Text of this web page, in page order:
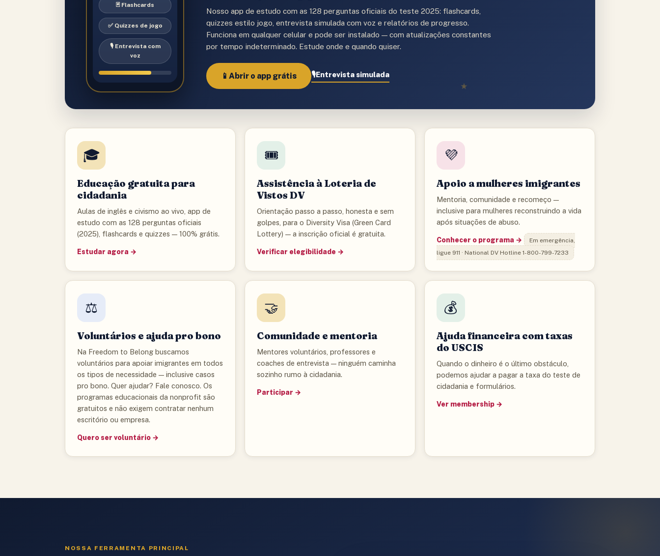
★
🃏 Flashcards
✅ Quizzes de jogo
🎙️ Entrevista com
voz
Nosso app de estudo com as 128 perguntas oficiais do teste 2025: flashcards,
quizzes estilo jogo, entrevista simulada com voz e relatórios de progresso.
Funciona em qualquer celular e pode ser instalado — com atualizações constantes
por tempo indeterminado. Estude onde e quando quiser.
📱 Abrir o app grátis 🎙️Entrevista simulada
🎓
Educação gratuita para
cidadania
Aulas de inglês e civismo ao vivo, app de
estudo com as 128 perguntas oficiais
(2025), flashcards e quizzes — 100% grátis.
Estudar agora →
🎟️
Assistência à Loteria de
Vistos DV
Orientação passo a passo, honesta e sem
golpes, para o Diversity Visa (Green Card
Lottery) — a inscrição oficial é gratuita.
Verificar elegibilidade →
💜
Apoio a mulheres imigrantes
Mentoria, comunidade e recomeço —
inclusive para mulheres reconstruindo a vida
após situações de abuso.
Conhecer o programa →
Em emergência,
ligue 911 · National DV Hotline 1-800-799-7233
⚖️
Voluntários e ajuda pro bono
Na Freedom to Belong buscamos
voluntários para apoiar imigrantes em todos
os tipos de necessidade — inclusive casos
pro bono. Quer ajudar? Fale conosco. Os
programas educacionais da nonprofit são
gratuitos e não exigem contratar nenhum
escritório ou empresa.
Quero ser voluntário →
🤝
Comunidade e mentoria
Mentores voluntários, professores e
coaches de entrevista — ninguém caminha
sozinho rumo à cidadania.
Participar →
💰
Ajuda financeira com taxas
do USCIS
Quando o dinheiro é o último obstáculo,
podemos ajudar a pagar a taxa do teste de
cidadania e formulários.
Ver membership →
NOSSA FERRAMENTA PRINCIPAL